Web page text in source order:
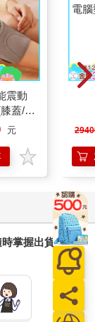
震動
蓋/
充電
】
元
掌握出貨動